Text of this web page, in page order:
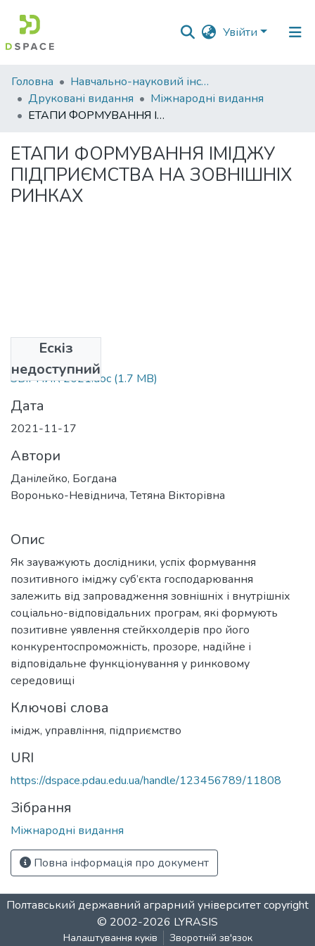
Увійти
Фонди
та
зібрання
Статистика
Головна
Навчально-науковий інститут економіки, управління, права та інформаційних технологій
Друковані видання
Міжнародні видання
ЕТАПИ ФОРМУВАННЯ ІМІДЖУ ПІДПРИЄМСТВА НА ЗОВНІШНІХ РИНКАХ
ЕТАПИ ФОРМУВАННЯ ІМІДЖУ
ПІДПРИЄМСТВА НА ЗОВНІШНІХ
РИНКАХ
Ескіз
недоступний
Файли
ЗБІРНИК 2021.doc (1.7 MB)
Дата
2021-11-17
Автори
Данілейко, Богдана
Воронько-Невіднича, Тетяна Вікторівна
Опис
Як зауважують дослідники, успіх формування
позитивного іміджу суб’єкта господарювання
залежить від запровадження зовнішніх і внутрішніх
соціально-відповідальних програм, які формують
позитивне уявлення стейкхолдерів про його
конкурентоспроможність, прозоре, надійне і
відповідальне функціонування у ринковому
середовищі
Ключові слова
імідж, управління, підприємство
URI
https://dspace.pdau.edu.ua/handle/123456789/11808
Зібрання
Міжнародні видання
Повна інформація про документ
Полтавський державний аграрний університетcopyright
© 2002-2026 LYRASIS
Налаштування куків Зворотній зв'язок